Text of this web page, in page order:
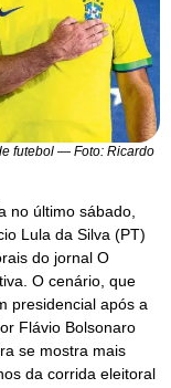
futebol — Foto: Ricardo
no último sábado,
Lula da Silva (PT)
do jornal O
O cenário, que
presidencial após a
Flávio Bolsonaro
se mostra mais
da corrida eleitoral